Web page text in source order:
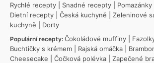
Rychlé recepty
Snadné recepty Pomazánky
Dietní recepty
Česká kuchyně Zeleninové
kuchyně
Dorty
Populární recepty: Čokoládové muffiny
Buchtičky s krémem
Rajská omáčka
Cheesecake
Čočková polévka Zapečené